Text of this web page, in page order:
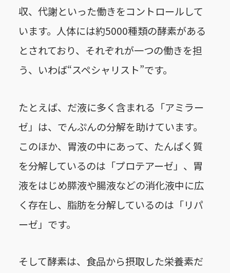
収、代謝といった働きをコントロールして
います。人体には約5000種類の酵素がある
とされており、それぞれが一つの働きを担
う、いわば“スペシャリスト”です。
たとえば、だ液に多く含まれる「アミラー
ゼ」は、でんぷんの分解を助けています。
このほか、胃液の中にあって、たんぱく質
を分解しているのは「プロテアーゼ」、胃
液をはじめ膵液や腸液などの消化液中に広
く存在し、脂肪を分解しているのは「リパ
ーゼ」です。
そして酵素は、食品から摂取した栄養素だ